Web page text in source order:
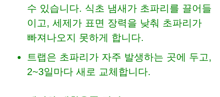
수 있습니다. 식초 냄새가 초파리를 끌어들
이고, 세제가 표면 장력을 낮춰 초파리가
빠져나오지 못하게 합니다.
트랩은 초파리가 자주 발생하는 곳에 두고,
2~3일마다 새로 교체합니다.